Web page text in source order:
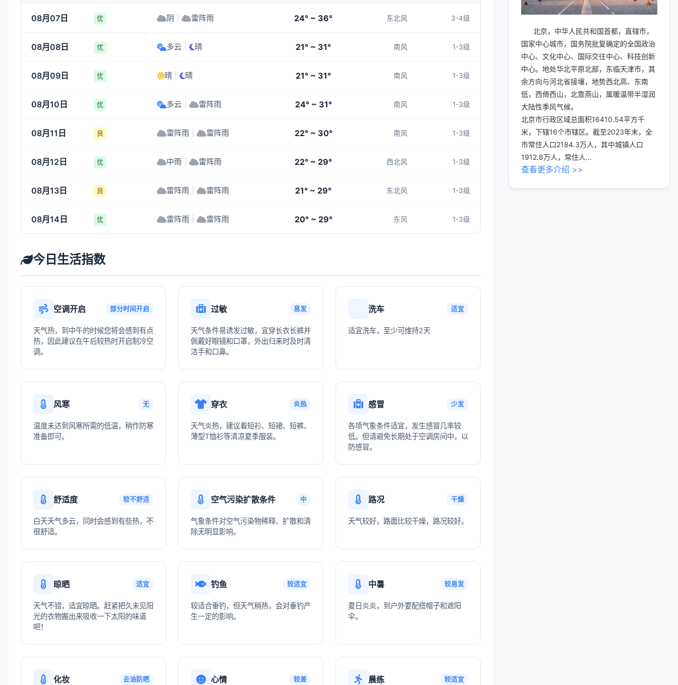
1-3 1-3 1-3
08月07日 优 阴 雷阵雨 24° ~ 36° 东北风 3-4级
08月08日 优 多云 晴 21° ~ 31° 南风 1-3级
08月09日 优 晴 晴 21° ~ 31° 南风 1-3级
08月10日 优 多云 雷阵雨 24° ~ 31° 南风 1-3级
08月11日 良 雷阵雨 雷阵雨 22° ~ 30° 南风 1-3级
08月12日 优 中雨 雷阵雨 22° ~ 29° 西北风 1-3级
08月13日 良 雷阵雨 雷阵雨 21° ~ 29° 东北风 1-3级
08月14日 优 雷阵雨 雷阵雨 20° ~ 29° 东风 1-3级
今日生活指数
空调开启 部分时间开启
天气热，到中午的时候您将会感到有点
热，因此建议在午后较热时开启制冷空
调。
过敏 易发
天气条件易诱发过敏，宜穿长衣长裤并
佩戴好眼镜和口罩，外出归来时及时清
洁手和口鼻。
洗车 适宜
适宜洗车，至少可维持2天
风寒 无
温度未达到风寒所需的低温，稍作防寒
准备即可。
穿衣 炎热
天气炎热，建议着短衫、短裙、短裤、
薄型T恤衫等清凉夏季服装。
感冒 少发
各项气象条件适宜，发生感冒几率较
低。但请避免长期处于空调房间中，以
防感冒。
舒适度 较不舒适
白天天气多云，同时会感到有些热，不
很舒适。
空气污染扩散条件 中
气象条件对空气污染物稀释、扩散和清
除无明显影响。
路况 干燥
天气较好，路面比较干燥，路况较好。
晾晒 适宜
天气不错，适宜晾晒。赶紧把久未见阳
光的衣物搬出来吸收一下太阳的味道
吧！
钓鱼 较适宜
较适合垂钓，但天气稍热，会对垂钓产
生一定的影响。
中暑 较易发
夏日炎炎，到户外要配搭帽子和遮阳
伞。
化妆 去油防晒 心情 较差 晨练 较适宜
北京，中华人民共和国首都，直辖市，
国家中心城市，国务院批复确定的全国政治
中心、文化中心、国际交往中心、科技创新
中心。地处华北平原北部，东临天津市，其
余方向与河北省接壤，地势西北高、东南
低，西倚西山，北靠燕山，属暖温带半湿润
大陆性季风气候。
北京市行政区域总面积16410.54平方千
米，下辖16个市辖区。截至2023年末，全
市常住人口2184.3万人，其中城镇人口
1912.8万人，常住人...
查看更多介绍 >>